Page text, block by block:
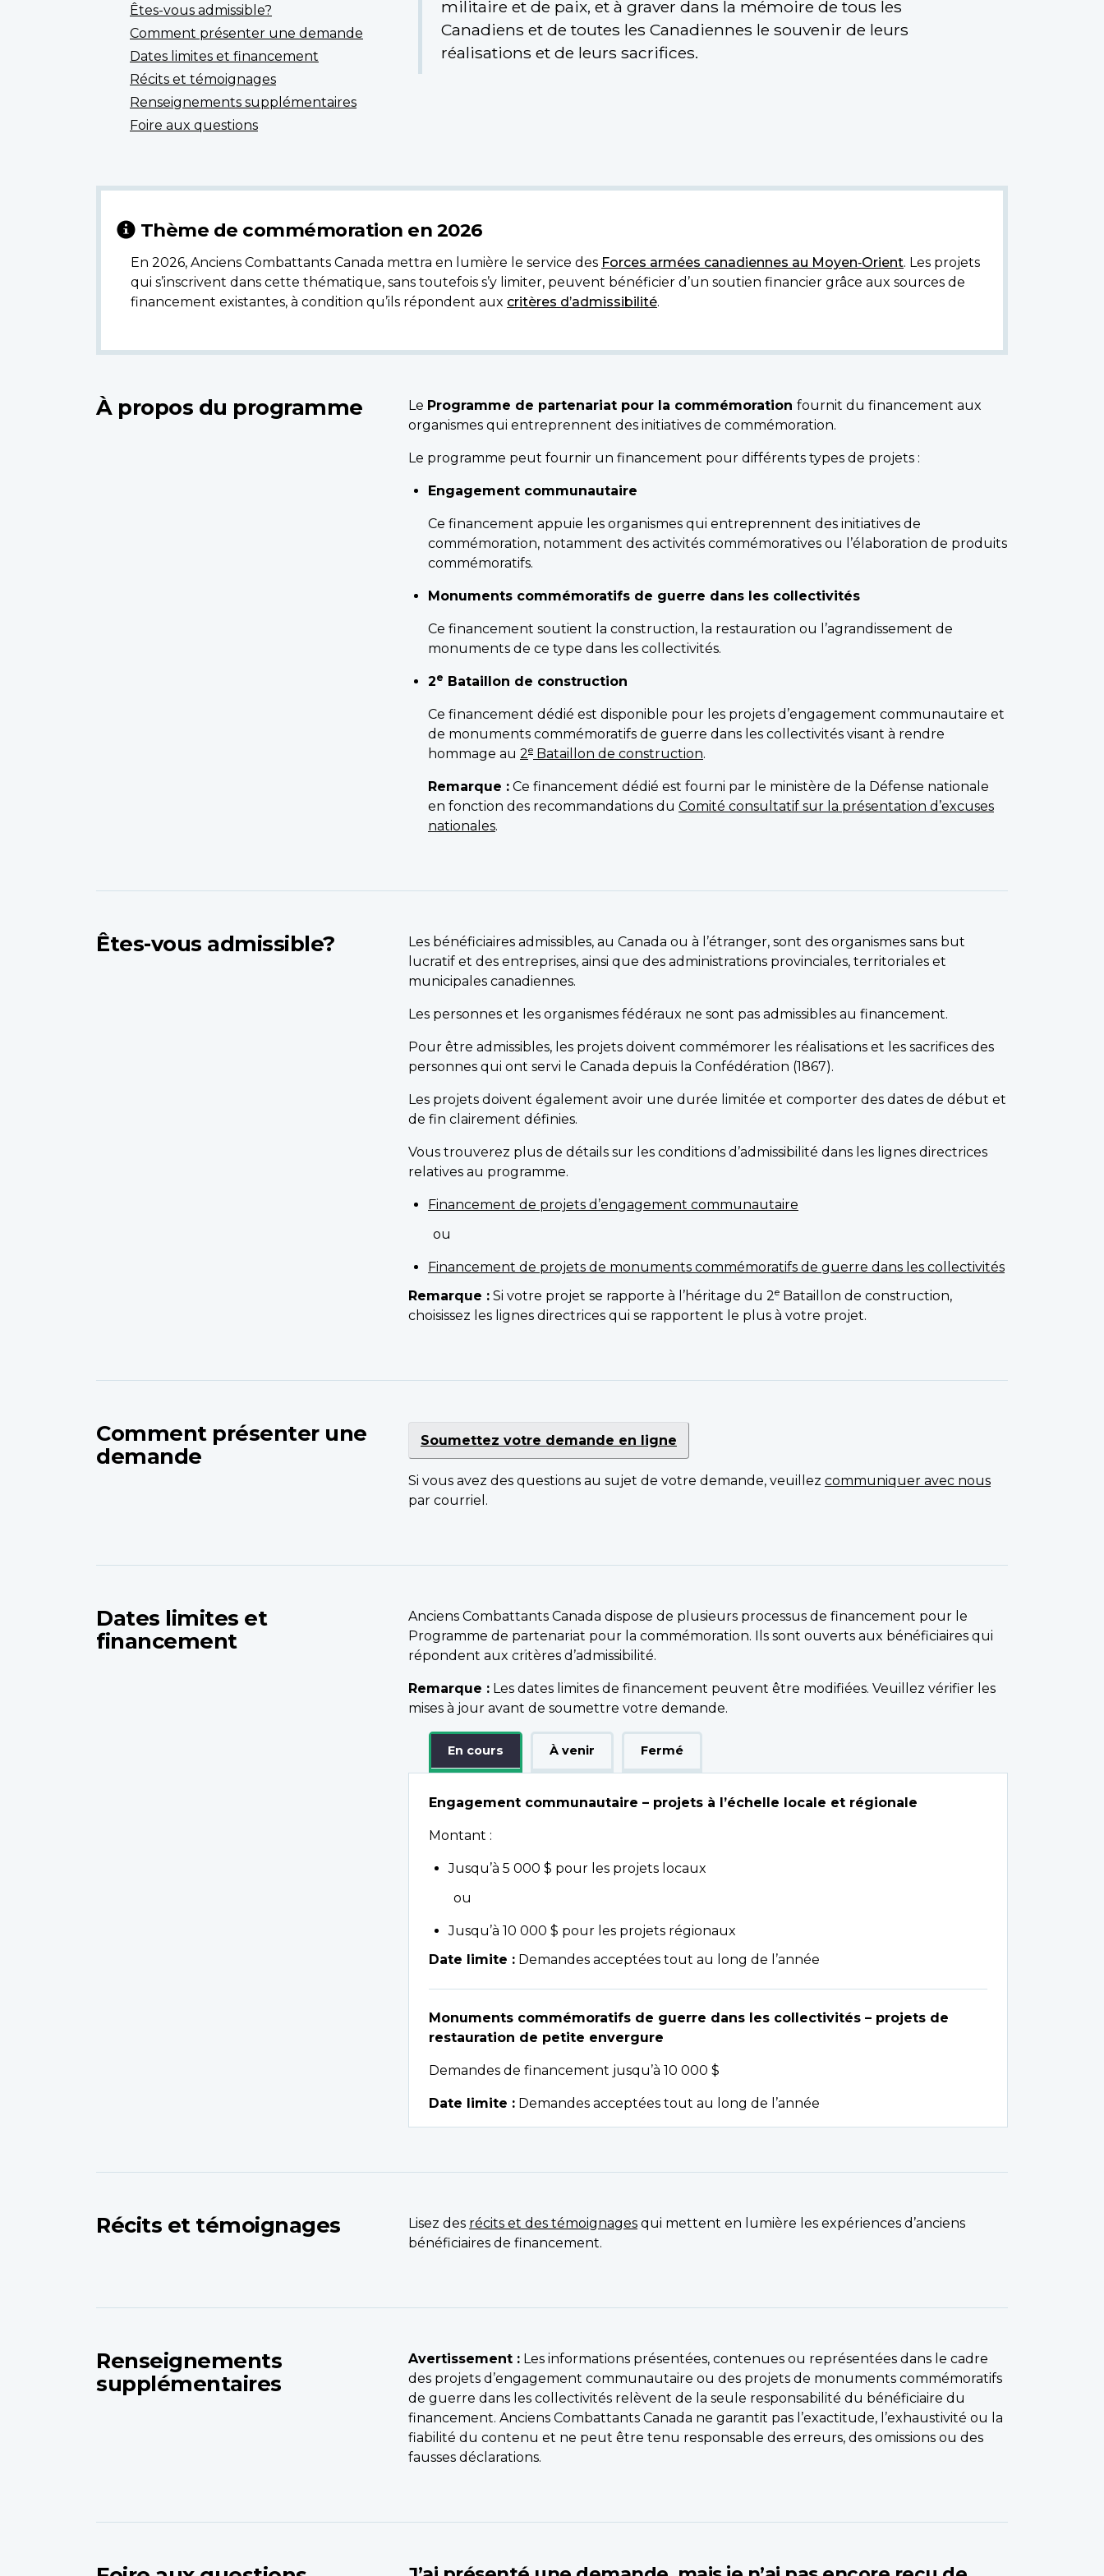
Êtes-vous admissible?
Comment présenter une demande
Dates limites et financement
Récits et témoignages
Renseignements supplémentaires
Foire aux questions
militaire et de paix, et à graver dans la mémoire de tous les
Canadiens et de toutes les Canadiennes le souvenir de leurs
réalisations et de leurs sacrifices.
Thème de commémoration en 2026
En 2026, Anciens Combattants Canada mettra en lumière le service des Forces armées canadiennes au Moyen‑Orient. Les projets
qui s’inscrivent dans cette thématique, sans toutefois s’y limiter, peuvent bénéficier d’un soutien financier grâce aux sources de
financement existantes, à condition qu’ils répondent aux critères d’admissibilité.
À propos du programme Le Programme de partenariat pour la commémoration fournit du financement aux
organismes qui entreprennent des initiatives de commémoration.
Le programme peut fournir un financement pour différents types de projets :
Engagement communautaire
Ce financement appuie les organismes qui entreprennent des initiatives de
commémoration, notamment des activités commémoratives ou l’élaboration de produits
commémoratifs.
Monuments commémoratifs de guerre dans les collectivités
Ce financement soutient la construction, la restauration ou l’agrandissement de
monuments de ce type dans les collectivités.
2e Bataillon de construction
Ce financement dédié est disponible pour les projets d’engagement communautaire et
de monuments commémoratifs de guerre dans les collectivités visant à rendre
hommage au 2e Bataillon de construction.
Remarque : Ce financement dédié est fourni par le ministère de la Défense nationale
en fonction des recommandations du Comité consultatif sur la présentation d’excuses
nationales.
Êtes-vous admissible?
Les bénéficiaires admissibles, au Canada ou à l’étranger, sont des organismes sans but
lucratif et des entreprises, ainsi que des administrations provinciales, territoriales et
municipales canadiennes.
Les personnes et les organismes fédéraux ne sont pas admissibles au financement.
Pour être admissibles, les projets doivent commémorer les réalisations et les sacrifices des
personnes qui ont servi le Canada depuis la Confédération (1867).
Les projets doivent également avoir une durée limitée et comporter des dates de début et
de fin clairement définies.
Vous trouverez plus de détails sur les conditions d’admissibilité dans les lignes directrices
relatives au programme.
Financement de projets d’engagement communautaire
ou
Financement de projets de monuments commémoratifs de guerre dans les collectivités
Remarque : Si votre projet se rapporte à l’héritage du 2e Bataillon de construction,
choisissez les lignes directrices qui se rapportent le plus à votre projet.
Comment présenter une
demande
Soumettez votre demande en ligne
Si vous avez des questions au sujet de votre demande, veuillez communiquer avec nous
par courriel.
Dates limites et
financement
Anciens Combattants Canada dispose de plusieurs processus de financement pour le
Programme de partenariat pour la commémoration. Ils sont ouverts aux bénéficiaires qui
répondent aux critères d’admissibilité.
Remarque : Les dates limites de financement peuvent être modifiées. Veuillez vérifier les
mises à jour avant de soumettre votre demande.
En cours À venir Fermé
Engagement communautaire – projets à l’échelle locale et régionale
Montant :
Jusqu’à 5 000 $ pour les projets locaux
ou
Jusqu’à 10 000 $ pour les projets régionaux
Date limite : Demandes acceptées tout au long de l’année
Monuments commémoratifs de guerre dans les collectivités – projets de
restauration de petite envergure
Demandes de financement jusqu’à 10 000 $
Date limite : Demandes acceptées tout au long de l’année
Récits et témoignages Lisez des récits et des témoignages qui mettent en lumière les expériences d’anciens
bénéficiaires de financement.
Renseignements
supplémentaires
Avertissement : Les informations présentées, contenues ou représentées dans le cadre
des projets d’engagement communautaire ou des projets de monuments commémoratifs
de guerre dans les collectivités relèvent de la seule responsabilité du bénéficiaire du
financement. Anciens Combattants Canada ne garantit pas l’exactitude, l’exhaustivité ou la
fiabilité du contenu et ne peut être tenu responsable des erreurs, des omissions ou des
fausses déclarations.